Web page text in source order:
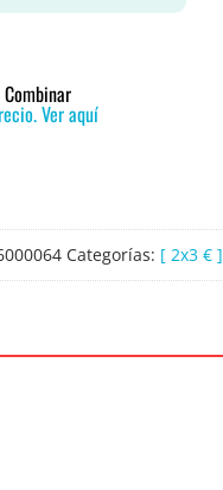
Ver aquí
Categorías: [ 2x3 € ]